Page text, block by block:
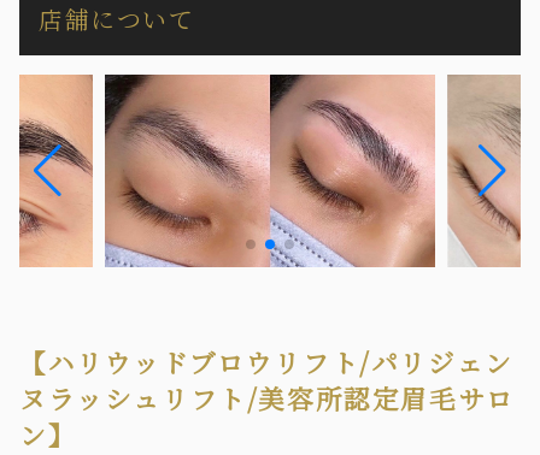
店舗について
【ハリウッドブロウリフト/パリジェン
ヌラッシュリフト/美容所認定眉毛サロ
ン】